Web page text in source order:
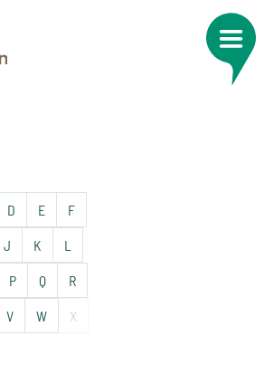
D E F
J K L
P Q R
V W X